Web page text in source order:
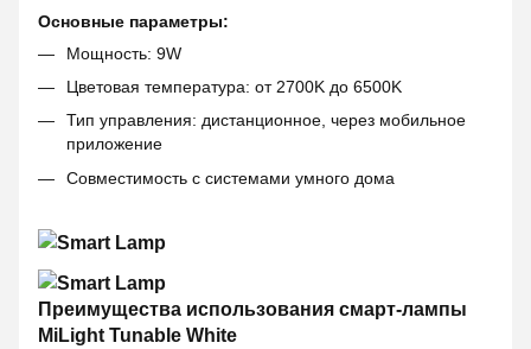
Основные параметры:
Мощность: 9W
Цветовая температура: от 2700K до 6500K
Тип управления: дистанционное, через мобильное
приложение
Совместимость с системами умного дома
Преимущества использования смарт-лампы
MiLight Tunable White